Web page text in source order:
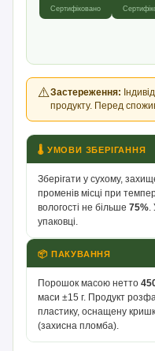
Сертифіковано
⚠️Застереження:
продукту. Перед
🌡 УМОВИ ЗБЕРІГАННЯ
Зберігати у сухому,
променів місці при
вологості не більше75%
упаковці.
📦 ПАКУВАННЯ
Порошок масою нетто
маси ±15 г. Продукт
пластику, оснащену
(захисна пломба).